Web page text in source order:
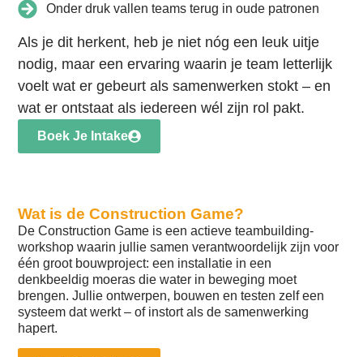
Onder druk vallen teams terug in oude patronen
Als je dit herkent, heb je niet nóg een leuk uitje
nodig, maar een ervaring waarin je team letterlijk
voelt wat er gebeurt als samenwerken stokt – en
wat er ontstaat als iedereen wél zijn rol pakt.
Boek Je Intake
Wat is de Construction Game?
De Construction Game is een actieve teambuilding-
workshop waarin jullie samen verantwoordelijk zijn voor
één groot bouwproject: een installatie in een
denkbeeldig moeras die water in beweging moet
brengen. Jullie ontwerpen, bouwen en testen zelf een
systeem dat werkt – of instort als de samenwerking
hapert.